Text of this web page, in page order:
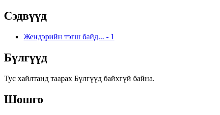
Сэдвүүд
Жендэрийн тэгш байд... - 1
Бүлгүүд
Тус хайлтанд таарах Бүлгүүд байхгүй байна.
Шошго